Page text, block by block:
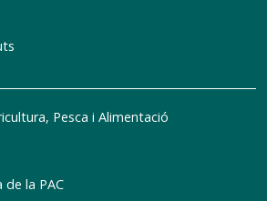
Pesca i Alimentació
de la PAC